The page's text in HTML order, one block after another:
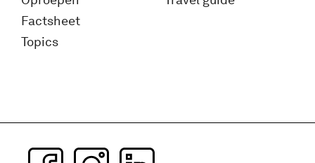
Factsheet
Topics